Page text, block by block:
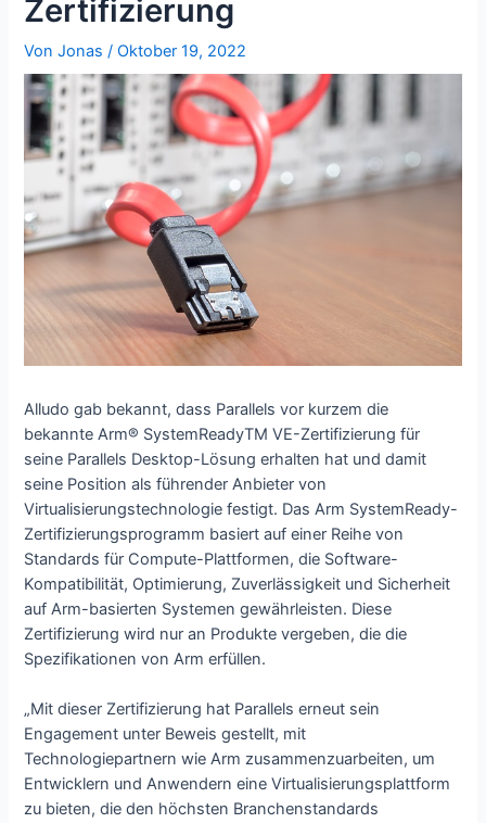
Zertifizierung
VonJonas/Oktober 19, 2022
Alludo gab bekannt, dass Parallels vor kurzem die
bekannte Arm® SystemReadyTM VE-Zertifizierung für
seine Parallels Desktop-Lösung erhalten hat und damit
seine Position als führender Anbieter von
Virtualisierungstechnologie festigt. Das Arm SystemReady-
Zertifizierungsprogramm basiert auf einer Reihe von
Standards für Compute-Plattformen, die Software-
Kompatibilität, Optimierung, Zuverlässigkeit und Sicherheit
auf Arm-basierten Systemen gewährleisten. Diese
Zertifizierung wird nur an Produkte vergeben, die die
Spezifikationen von Arm erfüllen.
„Mit dieser Zertifizierung hat Parallels erneut sein
Engagement unter Beweis gestellt, mit
Technologiepartnern wie Arm zusammenzuarbeiten, um
Entwicklern und Anwendern eine Virtualisierungsplattform
zu bieten, die den höchsten Branchenstandards